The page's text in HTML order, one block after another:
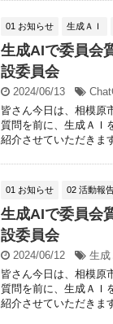
01 お知らせ 生成ＡＩ
生成AIで委員会
設委員会
2024/06/13
皆さん今日は、相模原
質問を前に、生成ＡＩ
紹介させていただきま
01 お知らせ 02 活動報
生成AIで委員会
設委員会
2024/06/12 生成
皆さん今日は、相模原
質問を前に、生成ＡＩ
紹介させていただきま